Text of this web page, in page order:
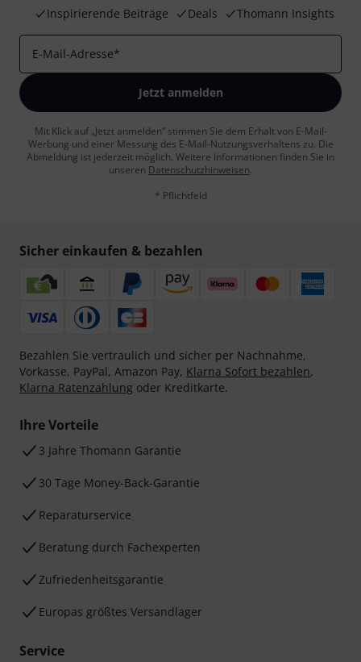
Inspirierende Beiträge
Deals Thomann Insights
E-Mail-Adresse*
Jetzt anmelden
Mit Klick auf „Jetzt anmelden“ stimmen Sie dem Erhalt von E-Mail-
Werbung und einer Messung des E-Mail-Nutzungsverhaltens zu. Die
Abmeldung ist jederzeit möglich. Weitere Informationen finden Sie in
unseren Datenschutzhinweisen.
* Pflichtfeld
Sicher einkaufen & bezahlen
Bezahlen Sie vertraulich und sicher per Nachnahme,
Vorkasse, PayPal, Amazon Pay, Klarna Sofort bezahlen,
Klarna Ratenzahlung oder Kreditkarte.
Ihre Vorteile
3 Jahre Thomann Garantie
30 Tage Money-Back-Garantie
Reparaturservice
Beratung durch Fachexperten
Zufriedenheitsgarantie
Europas größtes Versandlager
Service